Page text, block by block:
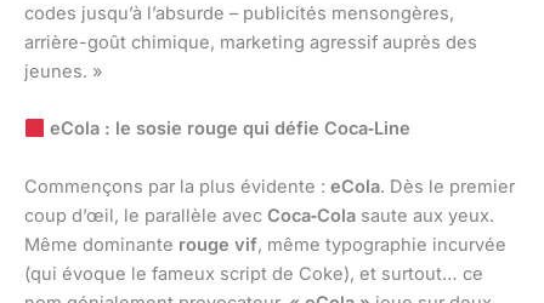
codes jusqu’à l’absurde – publicités mensongères,
arrière-goût chimique, marketing agressif auprès des
jeunes. »
eCola : le sosie rouge qui défie Coca‑Line
Commençons par la plus évidente : eCola. Dès le premier
coup d’œil, le parallèle avec Coca‑Cola saute aux yeux.
Même dominante rouge vif, même typographie incurvée
(qui évoque le fameux script de Coke), et surtout… ce